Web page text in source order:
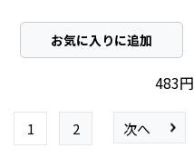
お気に入りに追加
483円
1 2 次へ